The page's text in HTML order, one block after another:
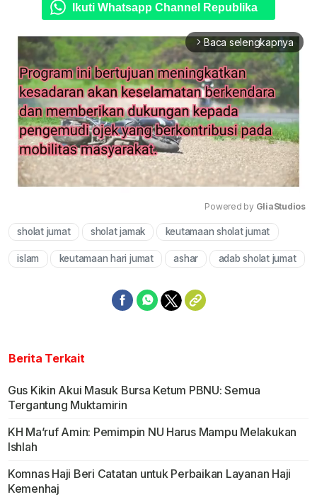
Ikuti Whatsapp Channel Republika
arrow_forward_ios Baca selengkapnya
Mute
Powered by GliaStudios
sholat jumat sholat jamak keutamaan sholat jumat
islam keutamaan hari jumat ashar adab sholat jumat
Berita Terkait
Gus Kikin Akui Masuk Bursa Ketum PBNU: Semua
Tergantung Muktamirin
KH Ma’ruf Amin: Pemimpin NU Harus Mampu Melakukan
Ishlah
Komnas Haji Beri Catatan untuk Perbaikan Layanan Haji
Kemenhaj